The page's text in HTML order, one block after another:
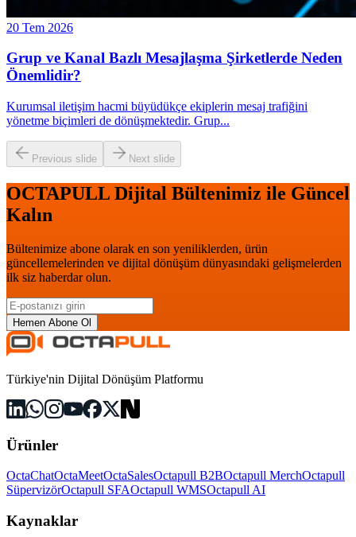
20 Tem 2026
Grup ve Kanal Bazlı Mesajlaşma Şirketlerde Neden
Önemlidir?
Kurumsal iletişim hacmi büyüdükçe ekiplerin mesaj trafiğini
yönetme biçimleri de dönüşmektedir. Grup...
Previous slide Next slide
OCTAPULL Dijital Bültenimiz ile Güncel
Kalın
Bültenimize abone olarak en son yeniliklerden, ürün
güncellemelerinden ve dijital dönüşüm dünyasındaki gelişmelerden
ilk siz haberdar olun.
Hemen Abone Ol
Türkiye'nin Dijital Dönüşüm Platformu
Ürünler
OctaChatOctaMeetOctaSalesOctapull B2BOctapull MerchOctapull
SüpervizörOctapull SFAOctapull WMSOctapull AI
Kaynaklar